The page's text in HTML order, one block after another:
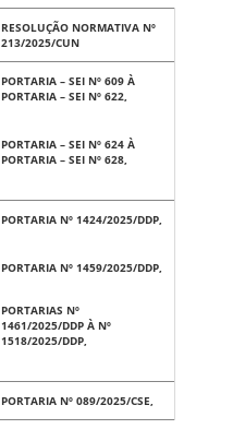
RESOLUÇÃO NORMATIVA Nº
213/2025/CUN
PORTARIA – SEI Nº 609 À
PORTARIA – SEI Nº 622,
PORTARIA – SEI Nº 624 À
PORTARIA – SEI Nº 628,
PORTARIA Nº 1424/2025/DDP,
PORTARIA Nº 1459/2025/DDP,
PORTARIAS Nº
1461/2025/DDP À Nº
1518/2025/DDP,
PORTARIA Nº 089/2025/CSE,